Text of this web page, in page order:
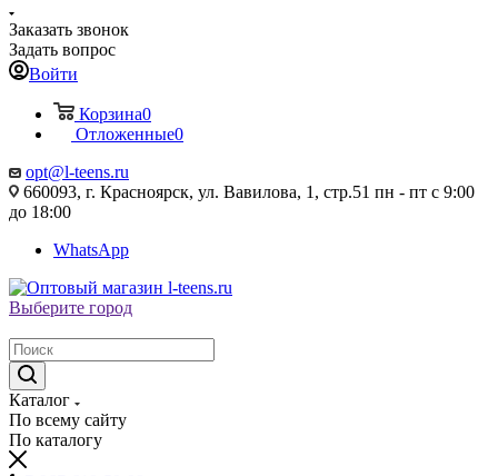
Заказать звонок
Задать вопрос
Войти
Корзина0
Отложенные0
opt@l-teens.ru
660093, г. Красноярск, ул. Вавилова, 1, стр.51 пн - пт с 9:00
до 18:00
WhatsApp
Выберите город
Каталог
По всему сайту
По каталогу